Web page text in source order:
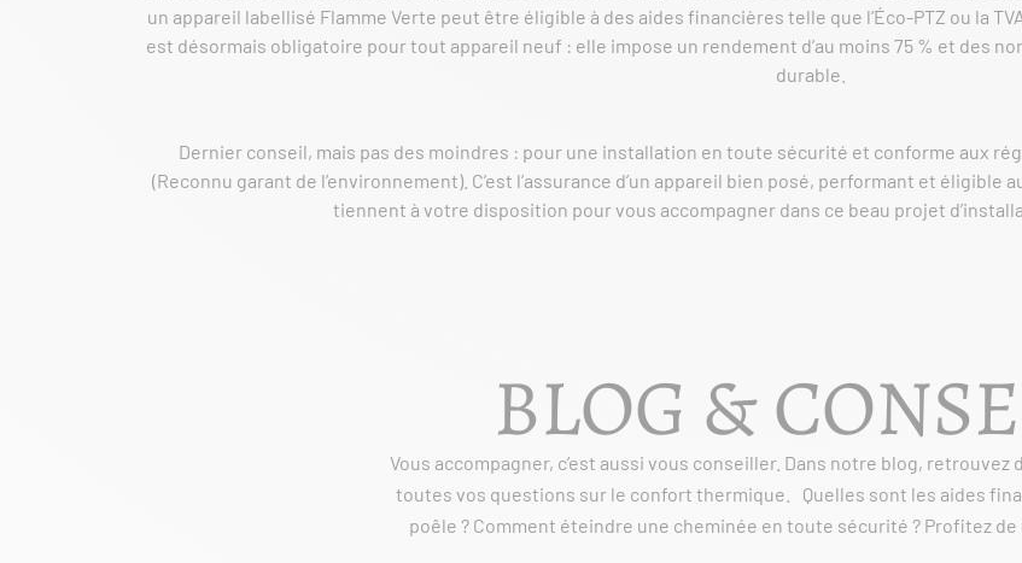
un appareil labellisé Flamme Verte peut être éligible à des aides financières telle que l’Éco-PTZ ou la
est désormais obligatoire pour tout appareil neuf : elle impose un rendement d’au moins 75 % et des
durable.
Dernier conseil, mais pas des moindres : pour une installation en toute sécurité et conforme aux
(Reconnu garant de l’environnement). C’est l’assurance d’un appareil bien posé, performant et
tiennent à votre disposition pour vous accompagner dans ce beau projet
BLOG &
Vous accompagner, c’est aussi vous conseiller. Dans notre blog, retrouvez
toutes vos questions sur le confort thermique. Quelles sont les aides
poêle ? Comment éteindre une cheminée en toute sécurité ? Profitez de